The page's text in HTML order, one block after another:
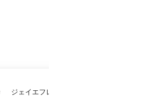
ジェイエフレディメイド